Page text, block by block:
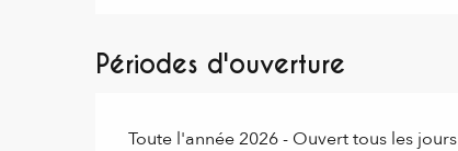
Périodes d'ouverture
Toute l'année 2026 - Ouvert tous les jours